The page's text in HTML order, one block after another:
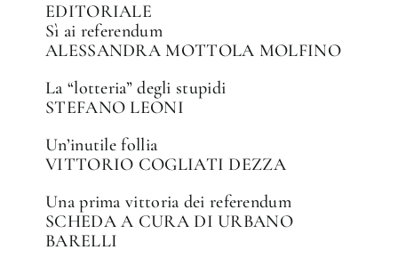
EDITORIALE
Sì ai referendum
ALESSANDRA MOTTOLA MOLFINO
La “lotteria” degli stupidi
STEFANO LEONI
Un’inutile follia
VITTORIO COGLIATI DEZZA
Una prima vittoria dei referendum
SCHEDA A CURA DI URBANO
BARELLI